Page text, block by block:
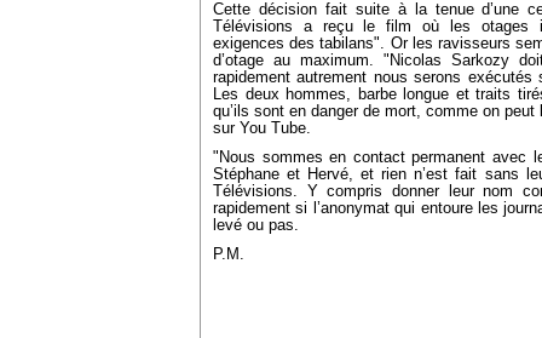
Cette décision fait suite à la tenue d’une
Télévisions a reçu le film où les otages
exigences des tabilans". Or les ravisseurs
d’otage au maximum. "Nicolas Sarkozy
rapidement autrement nous serons
Les deux hommes, barbe longue et traits
qu’ils sont en danger de mort, comme on
sur You Tube.
"Nous sommes en contact permanent avec
Stéphane et Hervé, et rien n’est fait sans
Télévisions. Y compris donner leur nom
rapidement si l’anonymat qui entoure les
levé ou pas.
P.M.